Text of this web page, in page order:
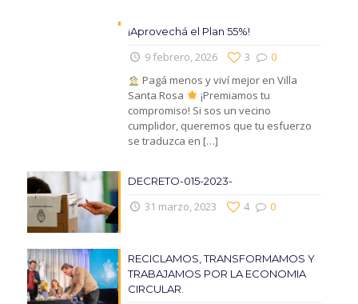
¡Aprovechá el Plan 55%!
9 febrero, 2026 0
3
Pagá menos y viví mejor en Villa
Santa Rosa
¡Premiamos tu
compromiso! Si sos un vecino
cumplidor, queremos que tu esfuerzo
se traduzca en […]
DECRETO-015-2023-
31 marzo, 2023 0
4
RECICLAMOS, TRANSFORMAMOS Y
TRABAJAMOS POR LA ECONOMIA
CIRCULAR.